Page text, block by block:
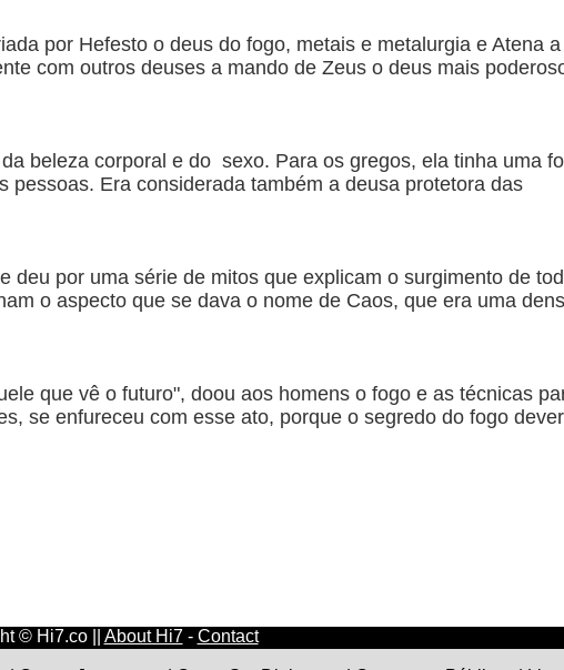
por Hefesto o deus do fogo, metais e metalurgia e Atena
com outros deuses a mando de Zeus o deus mais
beleza corporal e do sexo. Para os gregos, ela tinha uma
Era considerada também a deusa protetora das
deu por uma série de mitos que explicam o surgimento de
o aspecto que se dava o nome de Caos, que era uma
que vê o futuro", doou aos homens o fogo e as técnicas
se enfureceu com esse ato, porque o segredo do fogo
© Hi7.co || About Hi7- Contact